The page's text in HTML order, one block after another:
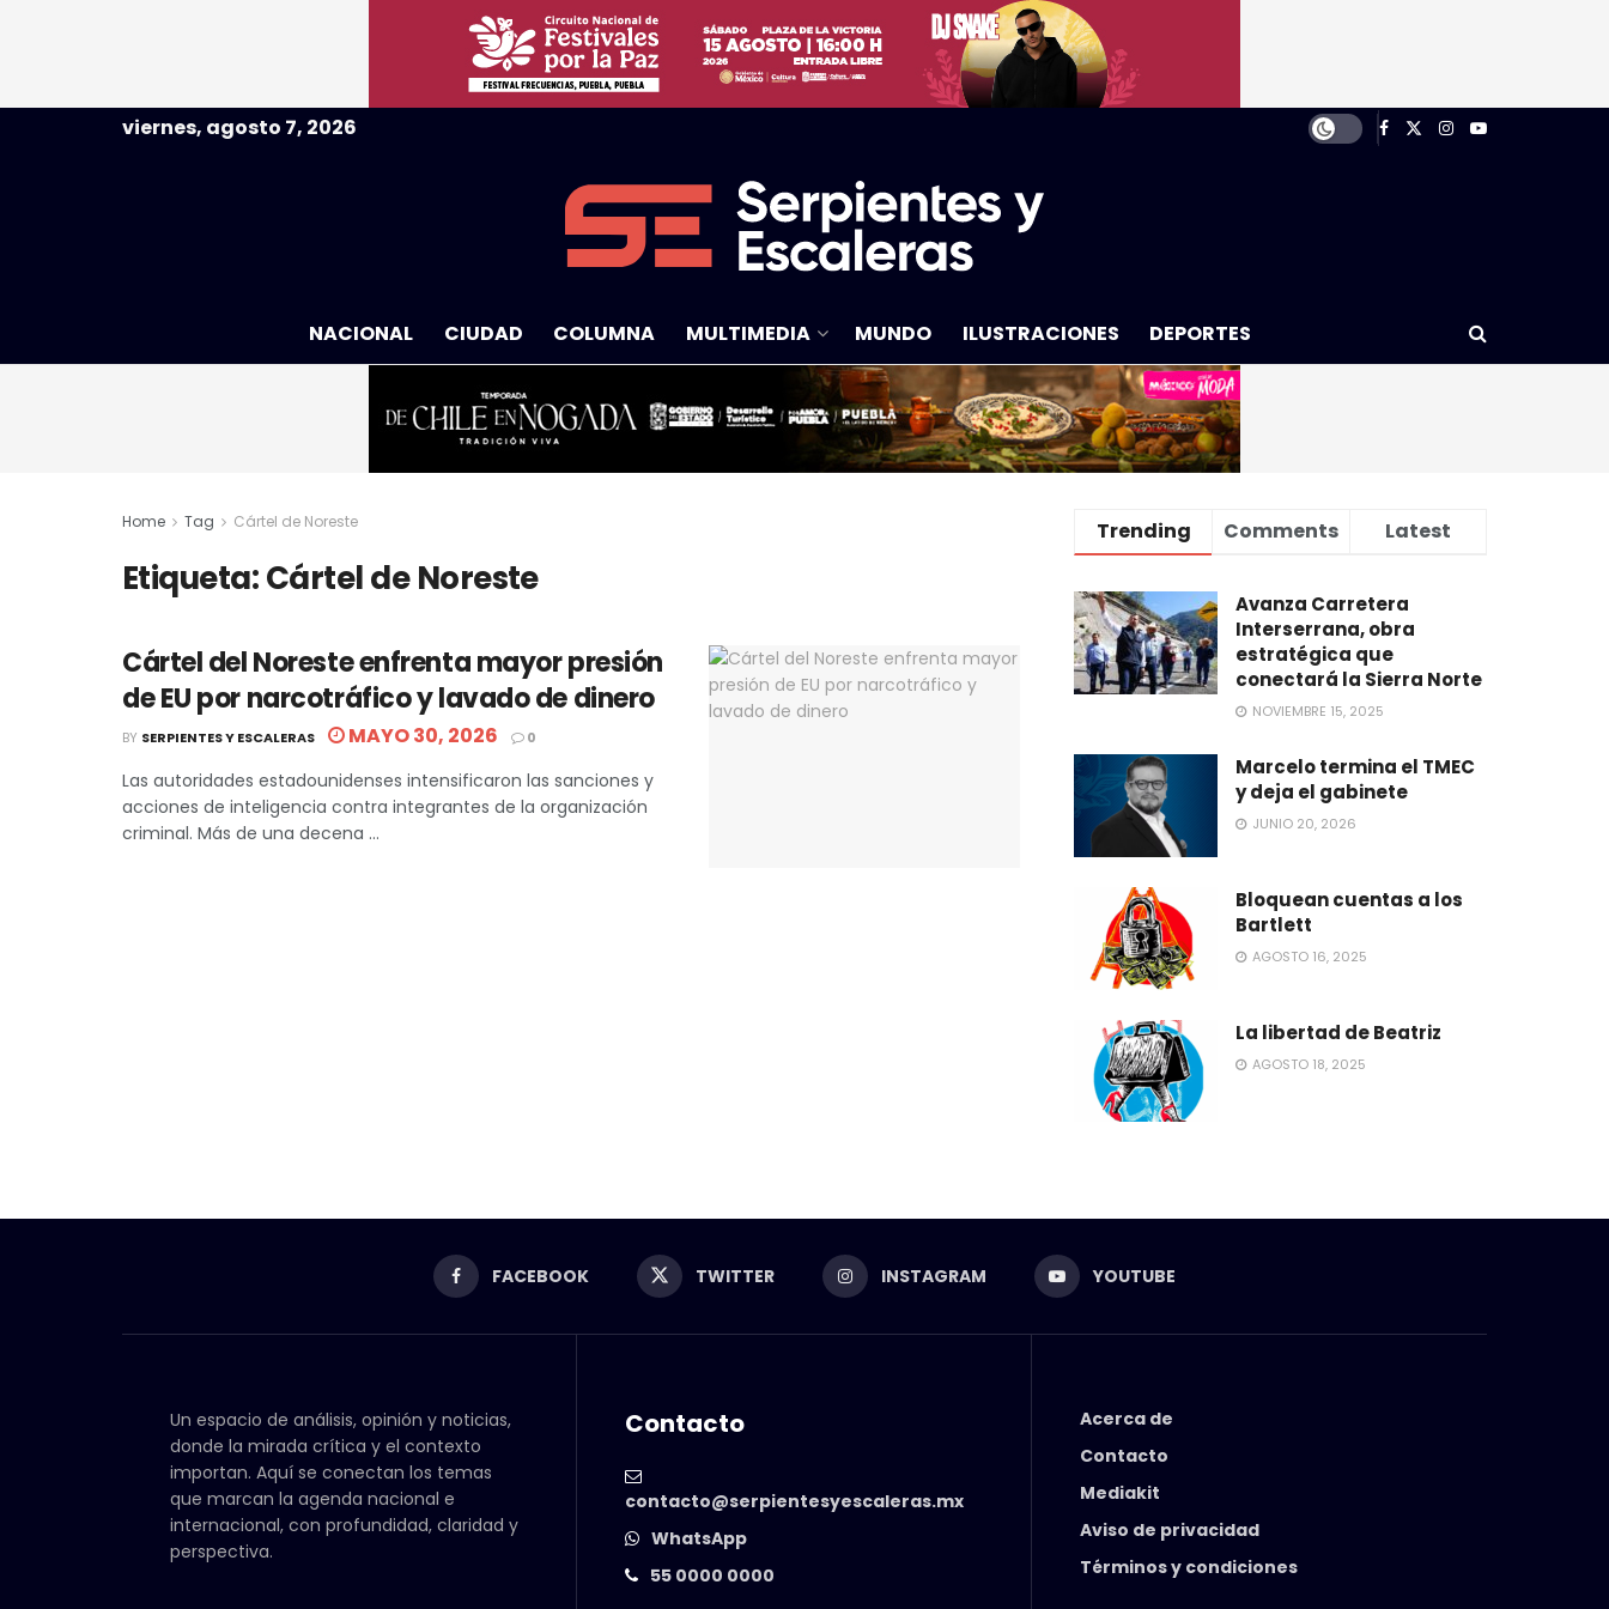
viernes, agosto 7, 2026
NACIONAL CIUDAD COLUMNA MULTIMEDIA MUNDO ILUSTRACIONES DEPORTES
Home Tag Cártel de Noreste
Etiqueta:Cártel de Noreste
Cártel del Noreste enfrenta mayor presión
de EU por narcotráfico y lavado de dinero
BY SERPIENTES Y ESCALERAS MAYO 30, 2026 0
Las autoridades estadounidenses intensificaron las sanciones y
acciones de inteligencia contra integrantes de la organización
criminal. Más de una decena ...
Trending Comments Latest
Avanza Carretera
Interserrana, obra
estratégica que
conectará la Sierra Norte
NOVIEMBRE 15, 2025
Marcelo termina el TMEC
y deja el gabinete
JUNIO 20, 2026
Bloquean cuentas a los
Bartlett
AGOSTO 16, 2025
La libertad de Beatriz
AGOSTO 18, 2025
FACEBOOK TWITTER INSTAGRAM YOUTUBE
Un espacio de análisis, opinión y noticias,
donde la mirada crítica y el contexto
importan. Aquí se conectan los temas
que marcan la agenda nacional e
internacional, con profundidad, claridad y
perspectiva.
Contacto
contacto@serpientesyescaleras.mx
WhatsApp
55 0000 0000
Acerca de
Contacto
Mediakit
Aviso de privacidad
Términos y condiciones